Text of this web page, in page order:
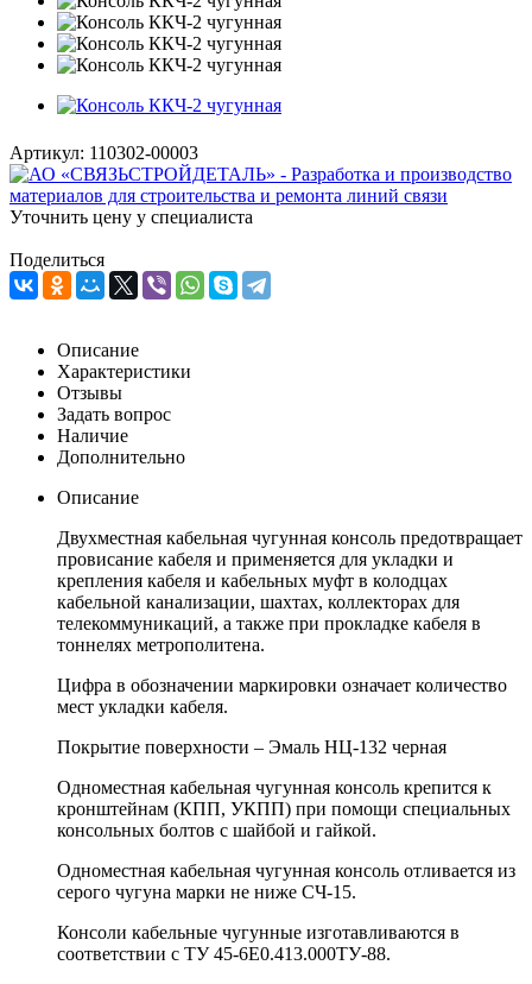
Артикул: 110302-00003
Уточнить цену у специалиста
Поделиться
Описание
Характеристики
Отзывы
Задать вопрос
Наличие
Дополнительно
Описание
Двухместная кабельная чугунная консоль предотвращает
провисание кабеля и применяется для укладки и
крепления кабеля и кабельных муфт в колодцах
кабельной канализации, шахтах, коллекторах для
телекоммуникаций, а также при прокладке кабеля в
тоннелях метрополитена.
Цифра в обозначении маркировки означает количество
мест укладки кабеля.
Покрытие поверхности – Эмаль НЦ-132 черная
Одноместная кабельная чугунная консоль крепится к
кронштейнам (КПП, УКПП) при помощи специальных
консольных болтов с шайбой и гайкой.
Одноместная кабельная чугунная консоль отливается из
серого чугуна марки не ниже СЧ-15.
Консоли кабельные чугунные изготавливаются в
соответствии с ТУ 45-6Е0.413.000ТУ-88.